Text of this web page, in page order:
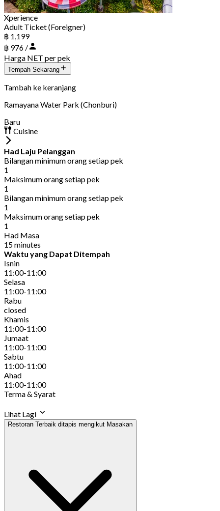
Xperience
Adult Ticket (Foreigner)
฿ 1,199
฿ 976 /
Harga NET per pek
Tempah Sekarang
Tambah ke keranjang
Ramayana Water Park (Chonburi)
Baru
Cuisine
Had Laju Pelanggan
Bilangan minimum orang setiap pek
1
Maksimum orang setiap pek
1
Bilangan minimum orang setiap pek
1
Maksimum orang setiap pek
1
Had Masa
15 minutes
Waktu yang Dapat Ditempah
Isnin
11:00-11:00
Selasa
11:00-11:00
Rabu
closed
Khamis
11:00-11:00
Jumaat
11:00-11:00
Sabtu
11:00-11:00
Ahad
11:00-11:00
Terma & Syarat
Lihat Lagi
Restoran Terbaik ditapis mengikut Masakan